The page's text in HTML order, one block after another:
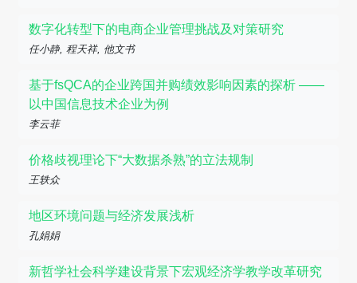
数字化转型下的电商企业管理挑战及对策研究
任小静, 程天祥, 他文书
基于fsQCA的企业跨国并购绩效影响因素的探析 ——
以中国信息技术企业为例
李云菲
价格歧视理论下“大数据杀熟”的立法规制
王轶众
地区环境问题与经济发展浅析
孔娟娟
新哲学社会科学建设背景下宏观经济学教学改革研究